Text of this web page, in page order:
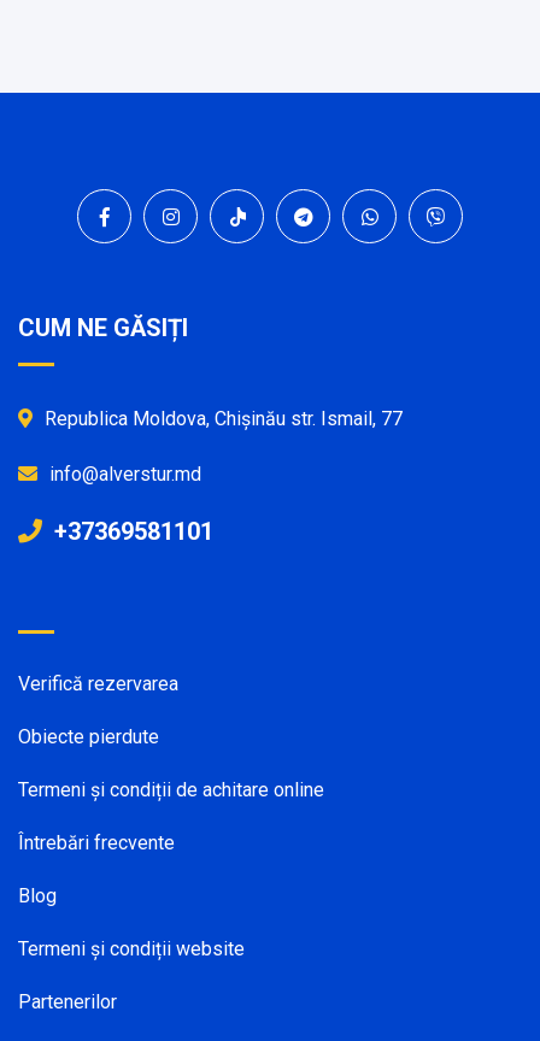
CUM NE GĂSIȚI
Republica Moldova, Chișinău str. Ismail, 77
info@alverstur.md
+37369581101
Verifică rezervarea
Obiecte pierdute
Termeni și condiții de achitare online
Întrebări frecvente
Blog
Termeni și condiții website
Partenerilor